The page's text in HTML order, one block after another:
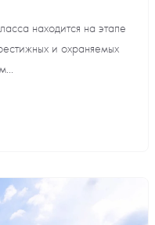
находится на этапе
и охраняемых